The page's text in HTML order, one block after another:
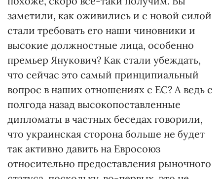
заметили, как оживились и с новой силой
стали требовать его наши чиновники и
высокие должностные лица, особенно
премьер Янукович? Как стали убеждать,
что сейчас это самый принципиальный
вопрос в наших отношениях с ЕС? А ведь с
полгода назад высокопоставленные
дипломаты в частных беседах говорили,
что украинская сторона больше не будет
так активно давить на Евросоюз
относительно предоставления рыночного